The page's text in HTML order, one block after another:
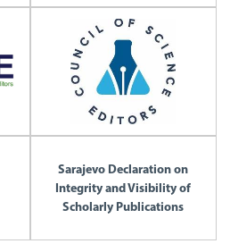
Sarajevo Declaration on
Integrity and Visibility of
Scholarly Publications